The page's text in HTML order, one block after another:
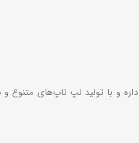
و با تولید لپ تاپ‌های متنوع